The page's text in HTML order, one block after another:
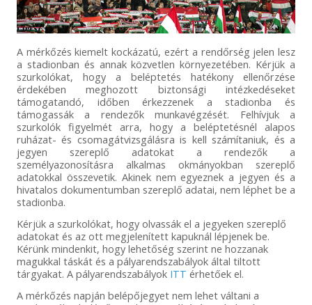
A mérkőzés kiemelt kockázatú, ezért a rendőrség jelen lesz
a stadionban és annak közvetlen környezetében. Kérjük a
szurkolókat, hogy a beléptetés hatékony ellenőrzése
érdekében meghozott biztonsági intézkedéseket
támogatandó, időben érkezzenek a stadionba és
támogassák a rendezők munkavégzését. Felhívjuk a
szurkolók figyelmét arra, hogy a beléptetésnél alapos
ruházat- és csomagátvizsgálásra is kell számítaniuk, és a
jegyen szereplő adatokat a rendezők a
személyazonosításra alkalmas okmányokban szereplő
adatokkal összevetik. Akinek nem egyeznek a jegyen és a
hivatalos dokumentumban szereplő adatai, nem léphet be a
stadionba.
Kérjük a szurkolókat, hogy olvassák el a jegyeken szereplő
adatokat és az ott megjelenített kapuknál lépjenek be.
Kérünk mindenkit, hogy lehetőség szerint ne hozzanak
magukkal táskát és a pályarendszabályok által tiltott
tárgyakat. A pályarendszabályok ITT érhetőek el.
A mérkőzés napján belépőjegyet nem lehet váltani a